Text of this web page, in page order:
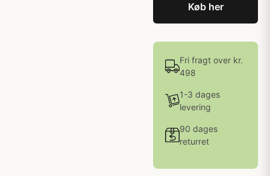
Køb her
Fri fragt over kr.
498
1-3 dages
levering
90 dages
returret